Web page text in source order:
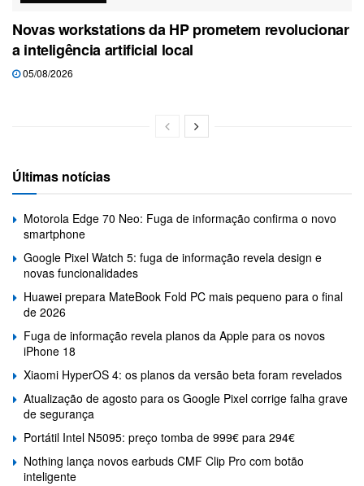
Novas workstations da HP prometem revolucionar
a inteligência artificial local
05/08/2026
Últimas notícias
Motorola Edge 70 Neo: Fuga de informação confirma o novo
smartphone
Google Pixel Watch 5: fuga de informação revela design e
novas funcionalidades
Huawei prepara MateBook Fold PC mais pequeno para o final
de 2026
Fuga de informação revela planos da Apple para os novos
iPhone 18
Xiaomi HyperOS 4: os planos da versão beta foram revelados
Atualização de agosto para os Google Pixel corrige falha grave
de segurança
Portátil Intel N5095: preço tomba de 999€ para 294€
Nothing lança novos earbuds CMF Clip Pro com botão
inteligente